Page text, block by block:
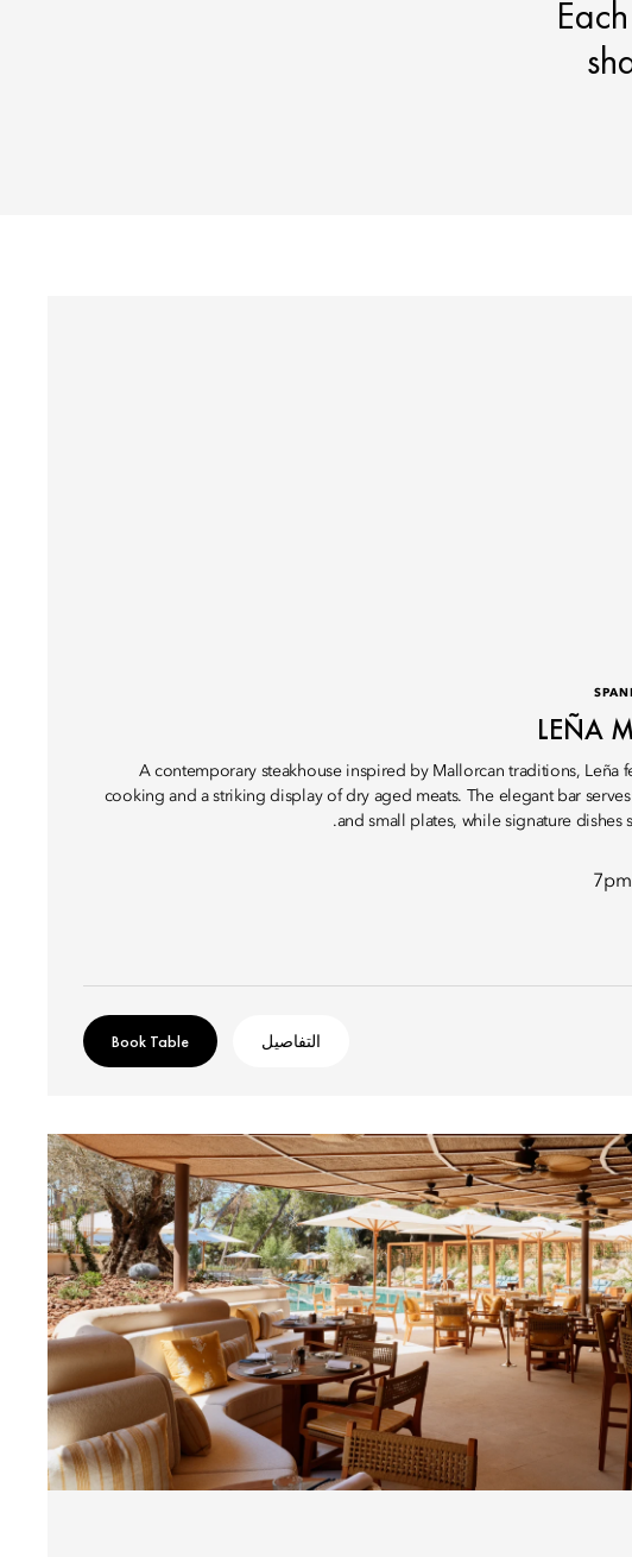
LEÑA
A contemporary steakhouse inspired by Mallorcan traditions, Leña
cooking and a striking display of dry aged meats. The elegant bar
and small plates, while signature dishes
التفاصيل Book Table